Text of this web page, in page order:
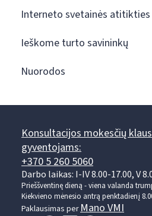
Interneto svetainės atitikties
Ieškome turto savininkų
Nuorodos
Konsultacijos mokesčių
gyventojams:
+370 5 260 5060
Darbo laikas: I-IV 8.00-17.00, V
Prieššventinę dieną - viena valanda
Kiekvieno mėnesio antrą penktadienį
Paklausimas perMano VMI